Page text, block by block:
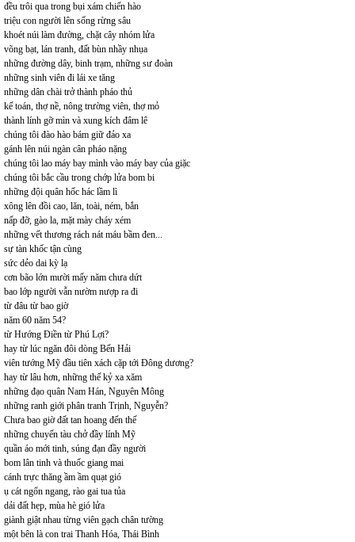
đều trôi qua trong bụi xám chiến hào
triệu con người lên sống rừng sâu
khoét núi làm đường, chặt cây nhóm lửa
võng bạt, lán tranh, đất bùn nhầy nhụa
những đường dây, binh trạm, những sư đoàn
những sinh viên đi lái xe tăng
những dân chài trở thành pháo thủ
kế toán, thợ nề, nông trường viên, thợ mỏ
thành lính gỡ mìn và xung kích đâm lê
chúng tôi đào hào bám giữ đảo xa
gánh lên núi ngàn cân pháo nặng
chúng tôi lao máy bay mình vào máy bay của giặc
chúng tôi bắc cầu trong chớp lửa bom bi
những đội quân hốc hác lầm lì
xông lên đồi cao, lăn, toài, ném, bắn
nấp đỡ, gào la, mặt mày cháy xém
những vết thương rách nát máu bầm đen...
sự tàn khốc tận cùng
sức dẻo dai kỳ lạ
cơn bão lớn mười mấy năm chưa dứt
bao lớp người vẫn nườm nượp ra đi
từ đâu từ bao giờ
năm 60 năm 54?
từ Hướng Điền từ Phú Lợi?
hay từ lúc ngăn đôi dòng Bến Hải
viên tướng Mỹ đầu tiên xách cặp tới Đông dương?
hay từ lâu hơn, những thế kỷ xa xăm
những đạo quân Nam Hán, Nguyên Mông
những ranh giới phân tranh Trịnh, Nguyễn?
Chưa bao giờ đất tan hoang đến thế
những chuyến tàu chở đầy lính Mỹ
quần áo mới tinh, súng đạn đầy người
bom lân tinh và thuốc giang mai
cánh trực thăng ầm ầm quạt gió
ụ cát ngổn ngang, rào gai tua tủa
dải đất hẹp, mùa hè gió lửa
giành giật nhau từng viên gạch chân tường
một bên là con trai Thanh Hóa, Thái Bình